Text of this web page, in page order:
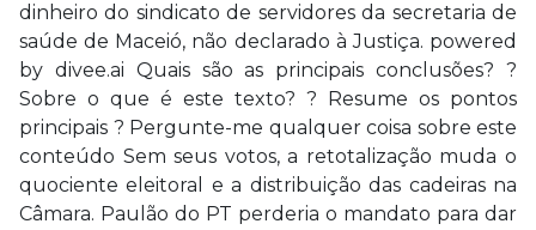
dinheiro do sindicato de servidores da secretaria de
saúde de Maceió, não declarado à Justiça. powered
by divee.ai Quais são as principais conclusões? ?
Sobre o que é este texto? ? Resume os pontos
principais ? Pergunte-me qualquer coisa sobre este
conteúdo Sem seus votos, a retotalização muda o
quociente eleitoral e a distribuição das cadeiras na
Câmara. Paulão do PT perderia o mandato para dar